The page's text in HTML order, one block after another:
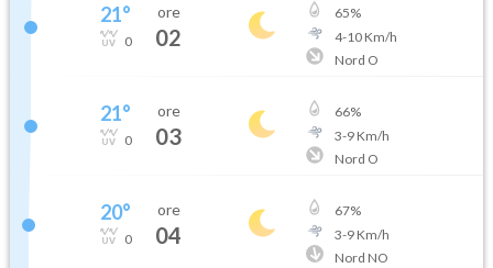
21°
0
ore
02
65%
4-10Km/h
Nord O
21°
0
ore
03
66%
3-9Km/h
Nord O
20°
0
ore
04
67%
3-9Km/h
Nord NO